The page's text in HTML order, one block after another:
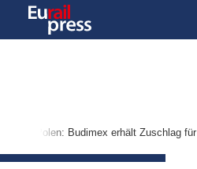
Polen: Budimex erhält Zuschlag